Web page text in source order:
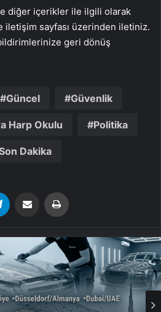
diğer içerikler ile ilgili olarak
sayfası üzerinden iletiniz.
geri dönüş
Güncel Güvenlik
Harp Okulu Politika
Dakika
Email'den paylaş